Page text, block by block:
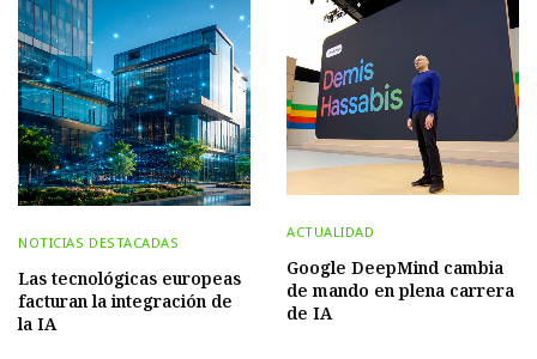
NOTICIAS DESTACADAS
Las tecnológicas europeas
facturan la integración de
la IA
ACTUALIDAD
Google DeepMind cambia
de mando en plena carrera
de IA